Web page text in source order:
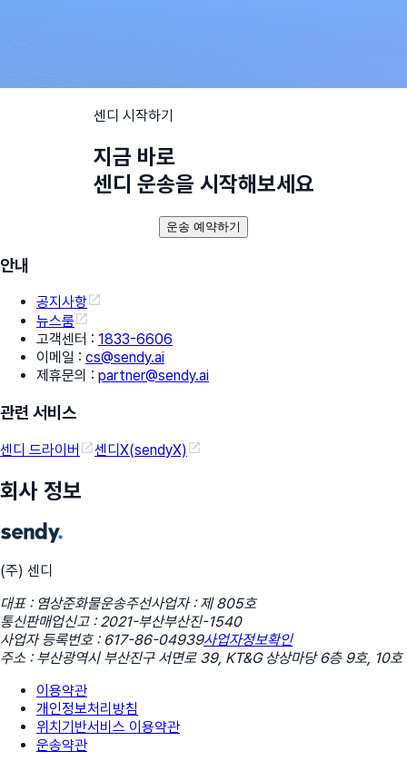
센디 시작하기
지금 바로
센디 운송을 시작해보세요
운송 예약하기
안내
공지사항
뉴스룸
고객센터 : 1833-6606
이메일 : cs@sendy.ai
제휴문의 : partner@sendy.ai
관련 서비스
센디 드라이버 센디X(sendyX)
회사 정보
(주) 센디
대표 : 염상준화물운송주선사업자 : 제 805호
통신판매업신고 : 2021-부산부산진-1540
사업자 등록번호 : 617-86-04939사업자정보확인
주소 : 부산광역시 부산진구 서면로 39, KT&G 상상마당 6층 9호, 10호
이용약관
개인정보처리방침
위치기반서비스 이용약관
운송약관